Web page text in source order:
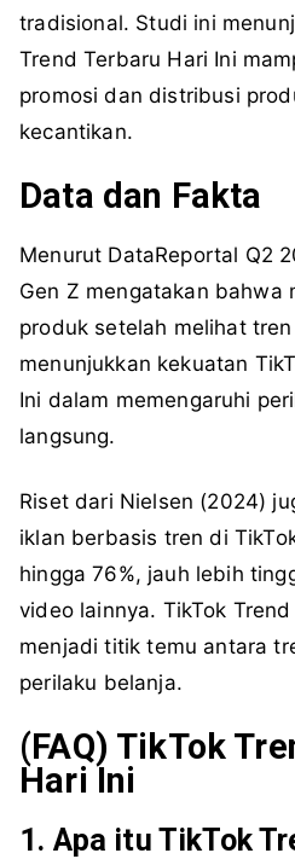
tradisional. Studi ini
Trend Terbaru Hari Ini
promosi dan distribusi
kecantikan.
Data dan Fakta
Menurut DataReportal Q2
Gen Z mengatakan bahwa
produk setelah melihat
menunjukkan kekuatan
Ini dalam memengaruhi
langsung.
Riset dari Nielsen (2024)
iklan berbasis tren di
hingga 76%, jauh lebih
video lainnya. TikTok
menjadi titik temu antara
perilaku belanja.
(FAQ) TikTok
Hari Ini
1. Apa itu TikTok